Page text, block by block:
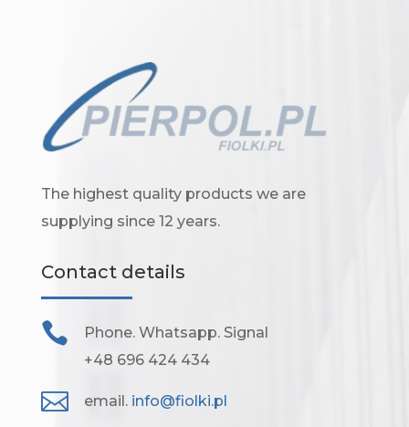
The highest quality products we are
supplying since 12 years.
Contact details

Phone. Whatsapp. Signal
+48 696 424 434
 email. info@fiolki.pl